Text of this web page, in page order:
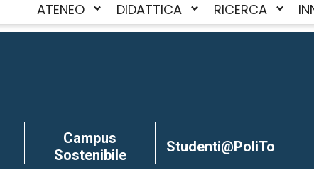
ATENEO
Attiva/disattiva
DIDATTICA
Attiva/disattiva
RICERCA
Attiva/disattiva
Campus
Sostenibile
Studenti@PoliTo